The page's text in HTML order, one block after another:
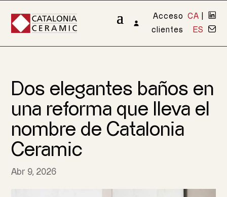
Acceso
clientes
CA
ES
Dos elegantes baños en
una reforma que lleva el
nombre de Catalonia
Ceramic
Abr 9, 2026